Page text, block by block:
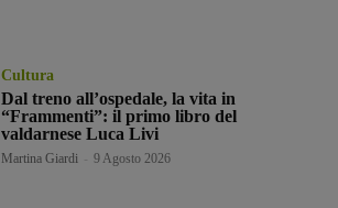
Cultura
Dal treno all’ospedale, la vita in
“Frammenti”: il primo libro del
valdarnese Luca Livi
Martina Giardi 9 Agosto 2026